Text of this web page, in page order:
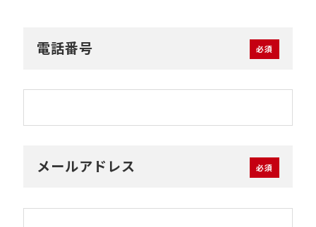
電話番号
メールアドレス